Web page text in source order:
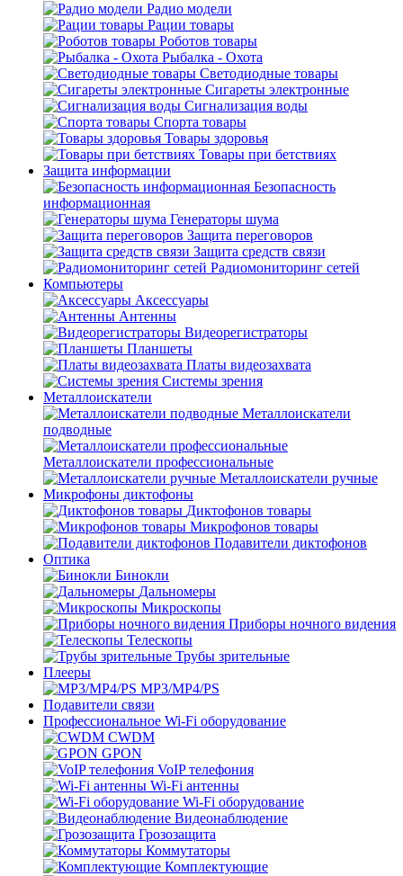
Радио модели
Рации товары
Роботов товары
Рыбалка - Охота
Светодиодные товары
Сигареты электронные
Сигнализация воды
Спорта товары
Товары здоровья
Товары при бетствиях
Защита информации
Безопасность
информационная
Генераторы шума
Защита переговоров
Защита средств связи
Радиомониторинг сетей
Компьютеры
Аксессуары
Антенны
Видеорегистраторы
Планшеты
Платы видеозахвата
Системы зрения
Металлоискатели
Металлоискатели
подводные
Металлоискатели профессиональные
Металлоискатели ручные
Микрофоны диктофоны
Диктофонов товары
Микрофонов товары
Подавители диктофонов
Оптика
Бинокли
Дальномеры
Микроскопы
Приборы ночного видения
Телескопы
Трубы зрительные
Плееры
MP3/MP4/PS
Подавители связи
Профессиональное Wi-Fi оборудование
CWDM
GPON
VoIP телефония
Wi-Fi антенны
Wi-Fi оборудование
Видеонаблюдение
Грозозащита
Коммутаторы
Комплектующие